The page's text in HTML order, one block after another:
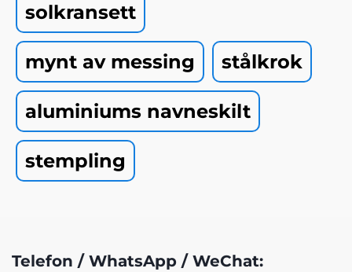
solkransett
mynt av messing stålkrok
aluminiums navneskilt
stempling
Telefon / WhatsApp / WeChat: